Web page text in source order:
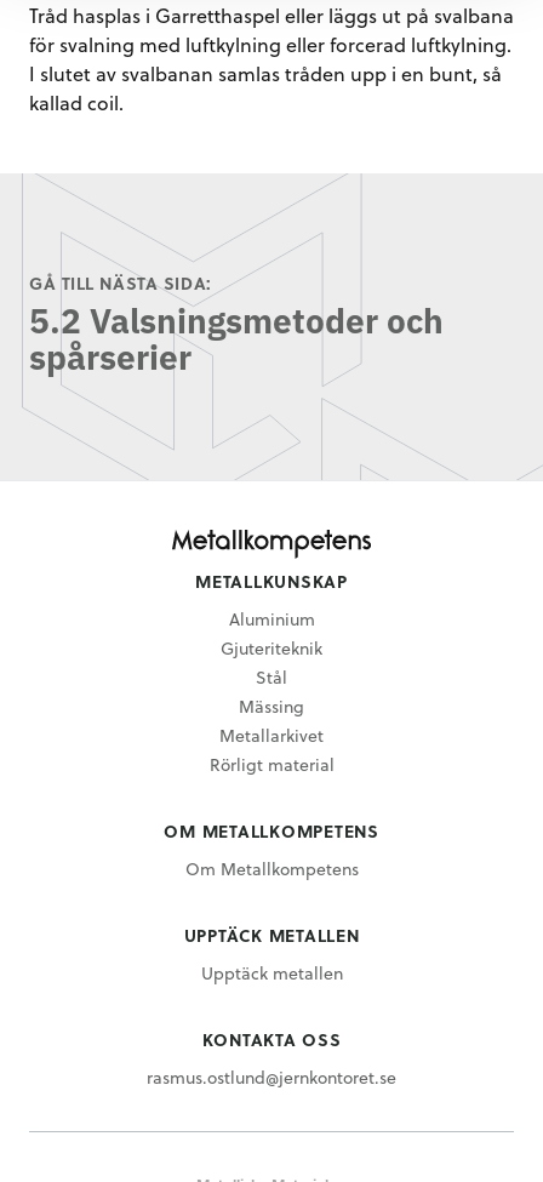
Tråd hasplas i Garretthaspel eller läggs ut på svalbana
för svalning med luftkylning eller forcerad luftkylning.
I slutet av svalbanan samlas tråden upp i en bunt, så
kallad coil.
GÅ TILL NÄSTA SIDA:
5.2 Valsningsmetoder och
spårserier
METALLKUNSKAP
Aluminium
Gjuteriteknik
Stål
Mässing
Metallarkivet
Rörligt material
OM METALLKOMPETENS
Om Metallkompetens
UPPTÄCK METALLEN
Upptäck metallen
KONTAKTA OSS
rasmus.ostlund@jernkontoret.se